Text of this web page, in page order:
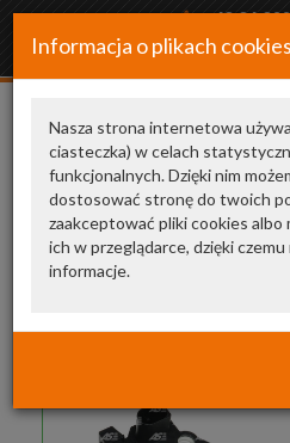
+48 34
Informacja o plikach cookies
Nasza strona internetowa
ciasteczka) w celach
funkcjonalnych. Dzięki nim
dostosować stronę do twoich
zaakceptować pliki cookies albo
ich w przeglądarce, dzięki
informacje.
A0031542406
producent jest
Zamienniki TecDoc